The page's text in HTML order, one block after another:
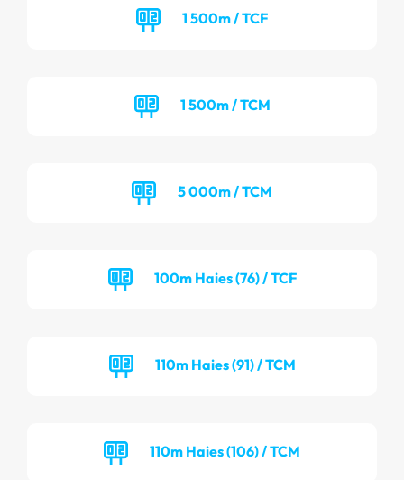
1 500m / TCF
1 500m / TCM
5 000m / TCM
100m Haies (76) / TCF
110m Haies (91) / TCM
110m Haies (106) / TCM